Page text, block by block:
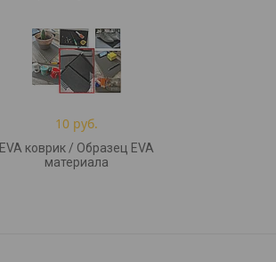
10 руб.
EVA коврик / Образец EVA
материала